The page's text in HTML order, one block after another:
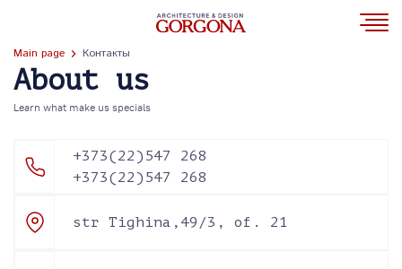
Main page Контакты
About us
Learn what make us specials
+373(22)547 268
+373(22)547 268
str Tighina,49/3, of. 21